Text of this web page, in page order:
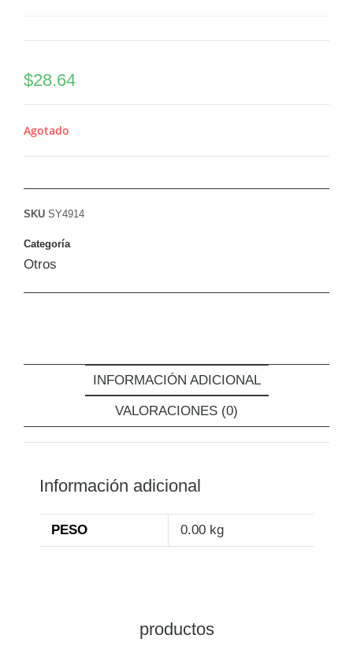
$28.64
Agotado
SKU SY4914
Categoría
Otros
INFORMACIÓN ADICIONAL
VALORACIONES (0)
Información adicional
PESO 0.00 kg
productos